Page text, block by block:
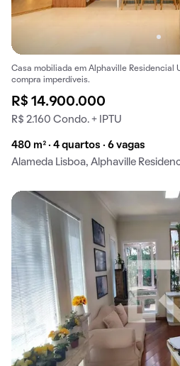
Casa mobiliada em Alphaville Residencial
compra imperdíveis.
R$ 14.900.000
R$ 2.160 Condo. + IPTU
480 m² · 4 quartos · 6 vagas
Alameda Lisboa, Alphaville